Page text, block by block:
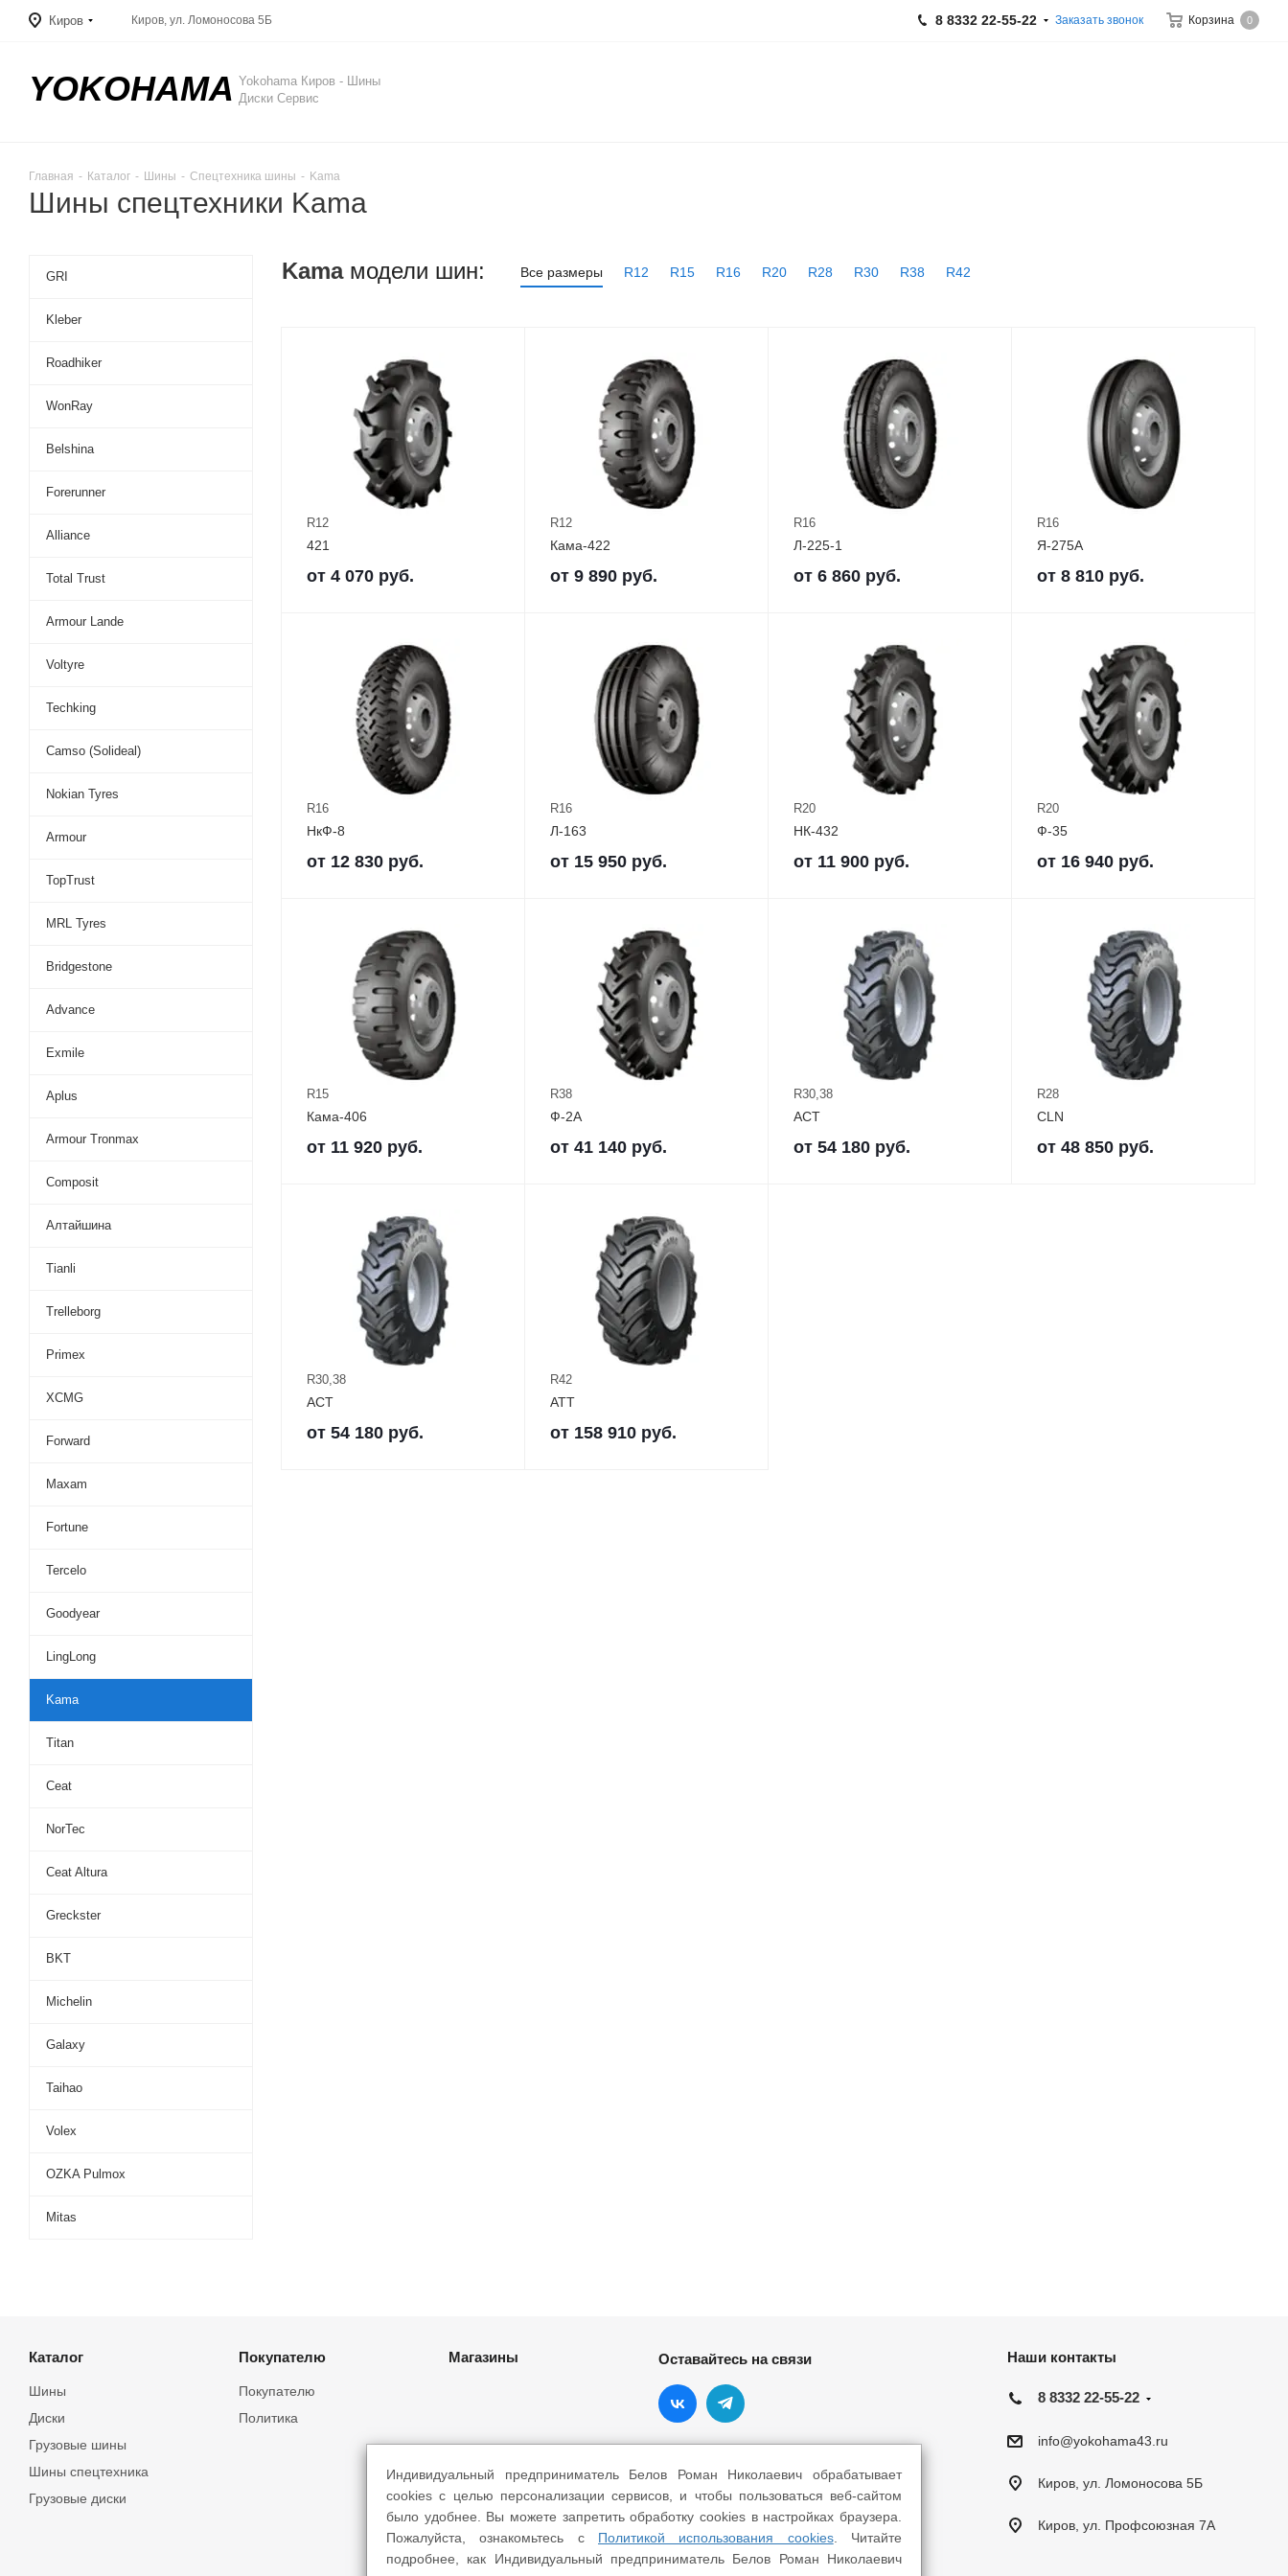
Киров Корзина 0
Киров, ул. Ломоносова 5Б 8 8332 22-55-22 Заказать звонок
YOKOHAMA Yokohama Киров - Шины
Диски Сервис
Главная - Каталог - Шины - Спецтехника шины - Kama
Шины спецтехники Kama
Kamaмодели шин: Все размеры R12 R15 R16 R20 R28 R30 R38 R42
R12
421
от 4 070 руб.
R12
Кама-422
от 9 890 руб.
R16
Л-225-1
от 6 860 руб.
R16
Я-275А
от 8 810 руб.
R16
НкФ-8
от 12 830 руб.
R16
Л-163
от 15 950 руб.
R20
НК-432
от 11 900 руб.
R20
Ф-35
от 16 940 руб.
R15
Кама-406
от 11 920 руб.
R38
Ф-2А
от 41 140 руб.
R30,38
ACT
от 54 180 руб.
R28
CLN
от 48 850 руб.
R30,38
ACT
от 54 180 руб.
R42
ATT
от 158 910 руб.
GRI
Kleber
Roadhiker
WonRay
Belshina
Forerunner
Alliance
Total Trust
Armour Lande
Voltyre
Techking
Camso (Solideal)
Nokian Tyres
Armour
TopTrust
MRL Tyres
Bridgestone
Advance
Exmile
Aplus
Armour Tronmax
Composit
Алтайшина
Tianli
Trelleborg
Primex
XCMG
Forward
Maxam
Fortune
Tercelo
Goodyear
LingLong
Kama
Titan
Ceat
NorTec
Ceat Altura
Greckster
BKT
Michelin
Galaxy
Taihao
Volex
OZKA Pulmox
Mitas
Каталог
Шины
Грузовые шины
Шины спецтехника
Диски
Грузовые диски
Покупателю
Покупателю
Политика
Магазины Оставайтесь на связи Наши контакты
8 8332 22-55-22
info@yokohama43.ru
Киров, ул. Ломоносова 5Б
Киров, ул. Профсоюзная 7А
Индивидуальный предприниматель Белов Роман Николаевич обрабатывает
cookies с целью персонализации сервисов, и чтобы пользоваться веб-сайтом
было удобнее. Вы можете запретить обработку cookies в настройках браузера.
Пожалуйста, ознакомьтесь с Политикой использования cookies. Читайте
подробнее, как Индивидуальный предприниматель Белов Роман Николаевич